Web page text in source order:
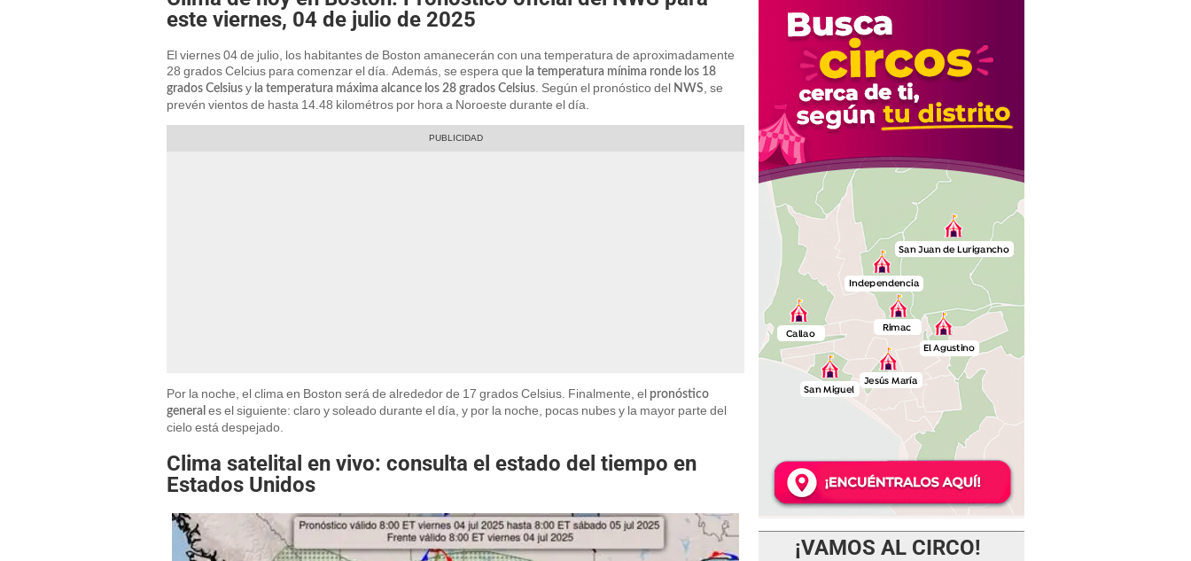
este viernes, 04 de julio de 2025
El viernes 04 de julio, los habitantes de Boston amanecerán con una temperatura de aproximadamente
28 grados Celcius para comenzar el día. Además, se espera que la temperatura mínima ronde los 18
grados Celsius y la temperatura máxima alcance los 28 grados Celsius. Según el pronóstico del NWS, se
prevén vientos de hasta 14.48 kilométros por hora a Noroeste durante el día.
Por la noche, el clima en Boston será de alrededor de 17 grados Celsius. Finalmente, el pronóstico
general es el siguiente: claro y soleado durante el día, y por la noche, pocas nubes y la mayor parte del
cielo está despejado.
Clima satelital en vivo: consulta el estado del tiempo en
Estados Unidos
¡VAMOS AL CIRCO!